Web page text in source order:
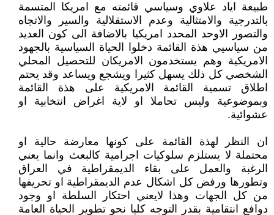
طبيعة اياد علاوي وسياسي قائمته مع امريكا المتسمة
بالتدرجية والامتثالية وعدم الاستقلالية والسير والاتجاه
والتصور الاوحد المحدد امريكيا بالاضافة الى كون العديد
من سياسيي هذة القائمة دخلوا الحياة السياسية بالجهود
الامريكية وهم يستخدمون الامريكان للتحصيل المحلي
الشخصي كل ذلك يسهل كثيرا ويشجع ويساعد وقد يحتم
اطلاق تسمية القائمة الامريكية على هذة القائمة
وبموضوعية وليس تحاملا او لاية اغراض انتخابية او
عشوائية.
ان النظر لهذة القائمة على كونها معارضة حالية او
محتملة لا يستلزم سلوكيات اجرامية كالبعث وانما يعني
الرغبة والعمل على بقاء الديمقراطية في العراق
وتطورها ورفض كل اشكال عدم الديمقراطية او تحريفها
من كل الجهات وهذا لايعني احتكار السلطة او وجود
دوافع انتقامية بقدر التوجه كليا نحو تطوير الحياة العامة